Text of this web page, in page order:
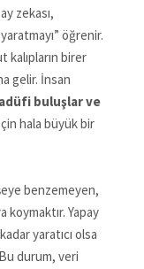
zekası,
öğrenir.
kalıpların birer
gelir. İnsan
buluşlar ve
hala büyük bir
benzemeyen,
Yapay
yaratıcı olsa
Bu durum, veri